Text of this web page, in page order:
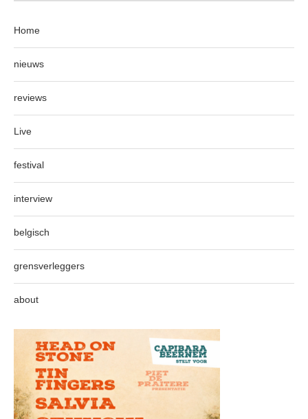
Home
nieuws
reviews
Live
festival
interview
belgisch
grensverleggers
about